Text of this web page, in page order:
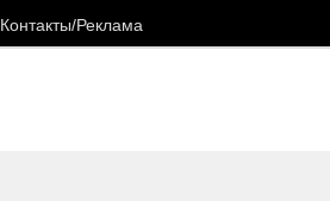
Контакты/Реклама